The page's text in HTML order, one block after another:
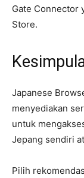
Gate Connector
Store.
Japanese
menyediakan
untuk
Jepang sendiri
Pilih